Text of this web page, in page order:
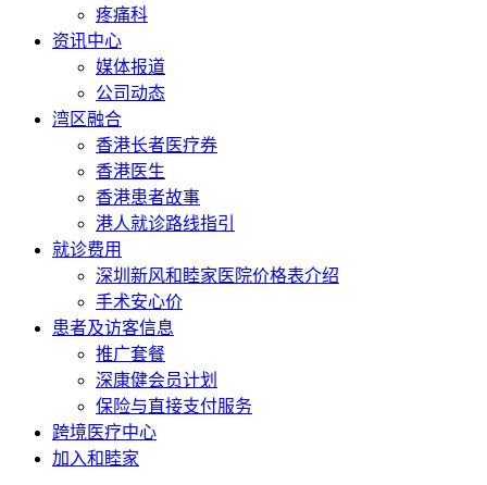
疼痛科
资讯中心
媒体报道
公司动态
湾区融合
香港长者医疗券
香港医生
香港患者故事
港人就诊路线指引
就诊费用
深圳新风和睦家医院价格表介绍
手术安心价
患者及访客信息
推广套餐
深康健会员计划
保险与直接支付服务
跨境医疗中心
加入和睦家